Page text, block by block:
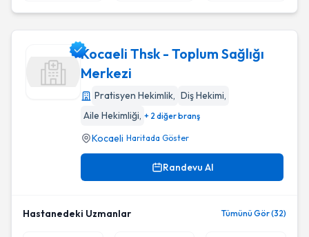
Kocaeli Thsk - Toplum Sağlığı
Merkezi
Pratisyen Hekimlik, Diş Hekimi,
Aile Hekimliği, + 2 diğer branş
Kocaeli Haritada Göster
Randevu Al
Hastanedeki Uzmanlar Tümünü Gör (32)